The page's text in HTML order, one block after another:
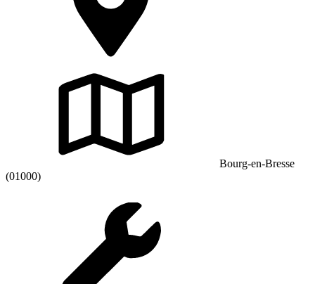
Bourg-en-Bresse
(01000)